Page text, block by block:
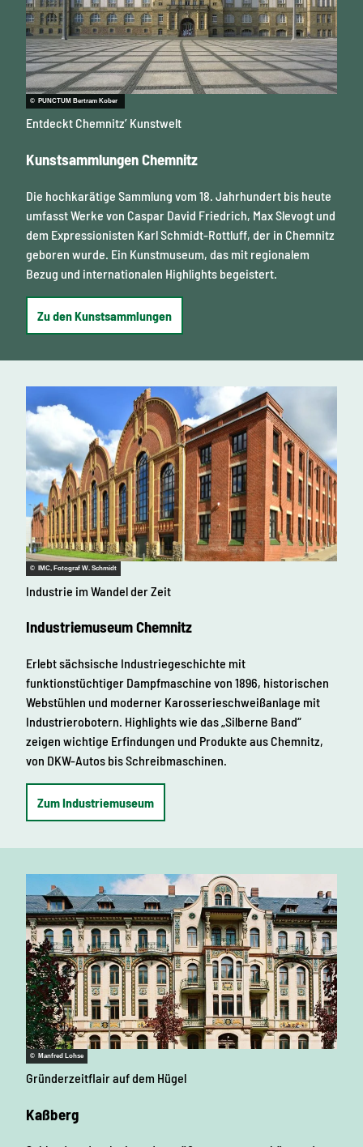
© PUNCTUM Bertram Kober
Entdeckt Chemnitz’ Kunstwelt
Kunstsammlungen Chemnitz
Die hochkarätige Sammlung vom 18. Jahrhundert bis heute
umfasst Werke von Caspar David Friedrich, Max Slevogt und
dem Expressionisten Karl Schmidt-Rottluff, der in Chemnitz
geboren wurde. Ein Kunstmuseum, das mit regionalem
Bezug und internationalen Highlights begeistert.
Zu den Kunstsammlungen
© IMC, Fotograf W. Schmidt
Industrie im Wandel der Zeit
Industriemuseum Chemnitz
Erlebt sächsische Industriegeschichte mit
funktionstüchtiger Dampfmaschine von 1896, historischen
Webstühlen und moderner Karosserieschweißanlage mit
Industrierobotern. Highlights wie das „Silberne Band“
zeigen wichtige Erfindungen und Produkte aus Chemnitz,
von DKW-Autos bis Schreibmaschinen.
Zum Industriemuseum
© Manfred Lohse
Gründerzeitflair auf dem Hügel
Kaßberg